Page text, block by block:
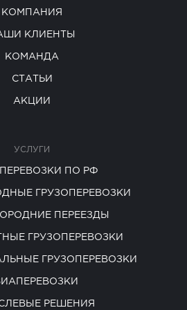
КОМПАНИЯ
КЛИЕНТЫ
КОМАНДА
СТАТЬИ
АКЦИИ
УСЛУГИ
ПО РФ
ГРУЗОПЕРЕВОЗКИ
ПЕРЕЕЗДЫ
ГРУЗОПЕРЕВОЗКИ
ГРУЗОПЕРЕВОЗКИ
РЕШЕНИЯ